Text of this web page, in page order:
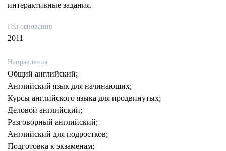
интерактивные задания.
Год основания
2011
Направления
Общий английский;
Английский язык для начинающих;
Курсы английского языка для продвинутых;
Деловой английский;
Разговорный английский;
Английский для подростков;
Подготовка к экзаменам;